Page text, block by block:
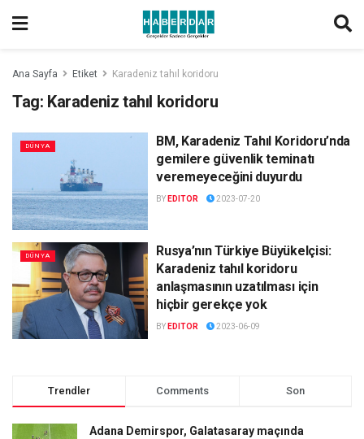
Ana Sayfa Etiket Karadeniz tahıl koridoru
Tag: Karadeniz tahıl koridoru
DÜNYA
BM, Karadeniz Tahıl Koridoru’nda
gemilere güvenlik teminatı
veremeyeceğini duyurdu
BY EDITOR 2023-07-20
DÜNYA
Rusya’nın Türkiye Büyükelçisi:
Karadeniz tahıl koridoru
anlaşmasının uzatılması için
hiçbir gerekçe yok
BY EDITOR 2023-06-09
Trendler Comments Son
Adana Demirspor, Galatasaray maçında